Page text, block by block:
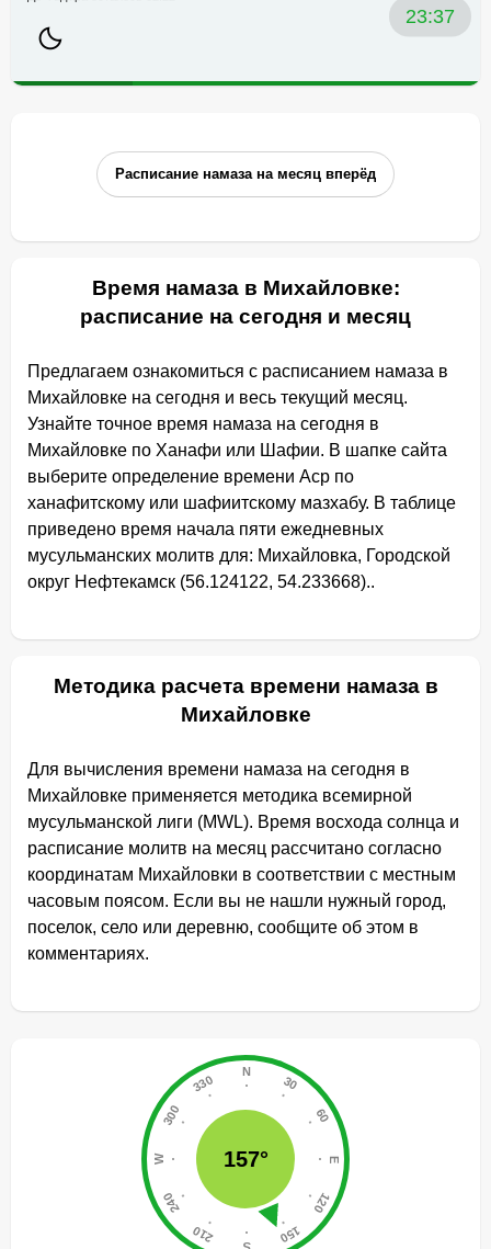
23:37
Расписание намаза на месяц вперёд
Время намаза в Михайловке:
расписание на сегодня и месяц
Предлагаем ознакомиться с расписанием намаза в
Михайловке на сегодня и весь текущий месяц.
Узнайте точное время намаза на сегодня в
Михайловке по Ханафи или Шафии. В шапке сайта
выберите определение времени Аср по
ханафитскому или шафиитскому мазхабу. В таблице
приведено время начала пяти ежедневных
мусульманских молитв для: Михайловка, Городской
округ Нефтекамск (56.124122, 54.233668)..
Методика расчета времени намаза в
Михайловке
Для вычисления времени намаза на сегодня в
Михайловке применяется методика всемирной
мусульманской лиги (MWL). Время восхода солнца и
расписание молитв на месяц рассчитано согласно
координатам Михайловки в соответствии с местным
часовым поясом. Если вы не нашли нужный город,
поселок, село или деревню, сообщите об этом в
комментариях.
157°